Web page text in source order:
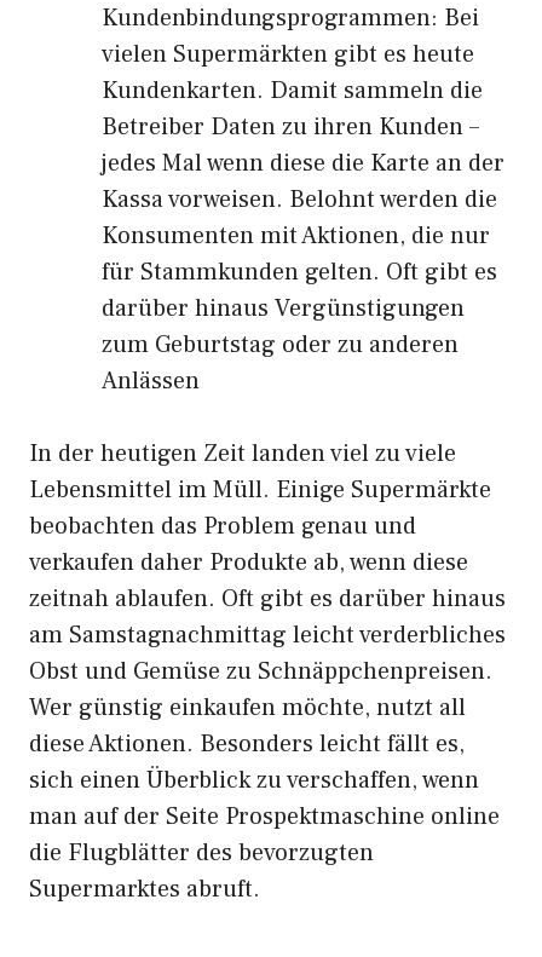
Kundenbindungsprogrammen: Bei
vielen Supermärkten gibt es heute
Kundenkarten. Damit sammeln die
Betreiber Daten zu ihren Kunden –
jedes Mal wenn diese die Karte an der
Kassa vorweisen. Belohnt werden die
Konsumenten mit Aktionen, die nur
für Stammkunden gelten. Oft gibt es
darüber hinaus Vergünstigungen
zum Geburtstag oder zu anderen
Anlässen
In der heutigen Zeit landen viel zu viele
Lebensmittel im Müll. Einige Supermärkte
beobachten das Problem genau und
verkaufen daher Produkte ab, wenn diese
zeitnah ablaufen. Oft gibt es darüber hinaus
am Samstagnachmittag leicht verderbliches
Obst und Gemüse zu Schnäppchenpreisen.
Wer günstig einkaufen möchte, nutzt all
diese Aktionen. Besonders leicht fällt es,
sich einen Überblick zu verschaffen, wenn
man auf der Seite Prospektmaschine online
die Flugblätter des bevorzugten
Supermarktes abruft.